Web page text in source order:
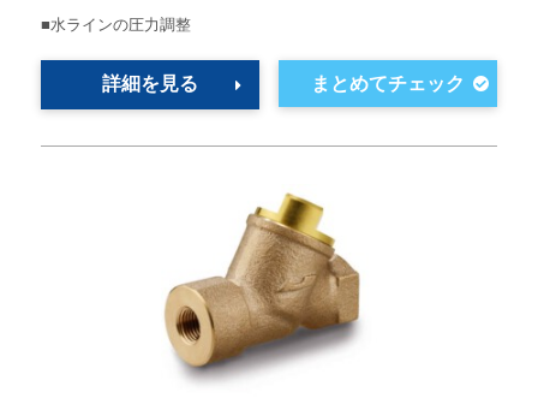
■水ラインの圧力調整
詳細を見る